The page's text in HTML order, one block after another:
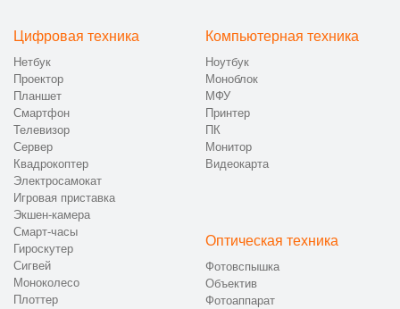
Цифровая техника
Нетбук
Проектор
Планшет
Смартфон
Телевизор
Сервер
Квадрокоптер
Электросамокат
Игровая приставка
Экшен-камера
Смарт-часы
Гироскутер
Сигвей
Моноколесо
Плоттер
Компьютерная техника
Ноутбук
Моноблок
МФУ
Принтер
ПК
Монитор
Видеокарта
Оптическая техника
Фотовспышка
Объектив
Фотоаппарат